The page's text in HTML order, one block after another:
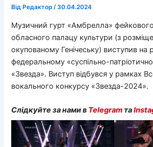
Від Редактор/30.04.2024
Музичний гурт «Амбрелла»
обласного палацу культури (з
окупованому Генічеську) виступив на
федеральному «суспільно-
«Звезда». Виступ відбувся у рамках
вокального конкурсу «Звезда-2024».
Слідкуйте за нами в Telegram та